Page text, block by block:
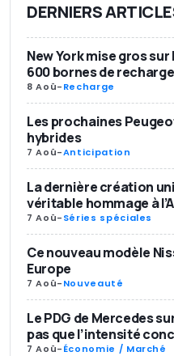
DERNIERS
New York mise gros
600 bornes de
8 Aoû-Recharge
Les prochaines
hybrides
7 Aoû-Anticipation
La dernière création
véritable hommage à
7 Aoû-Séries spéciales
Ce nouveau modèle
Europe
7 Aoû-Nouveauté
Le PDG de Mercedes
pas que l’intensité
7 Aoû-Économie / Marché